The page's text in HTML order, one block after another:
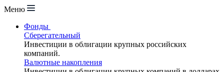
Меню
Фонды
Сберегательный
Инвестиции в облигации крупных российских
компаний.
Валютные накопления